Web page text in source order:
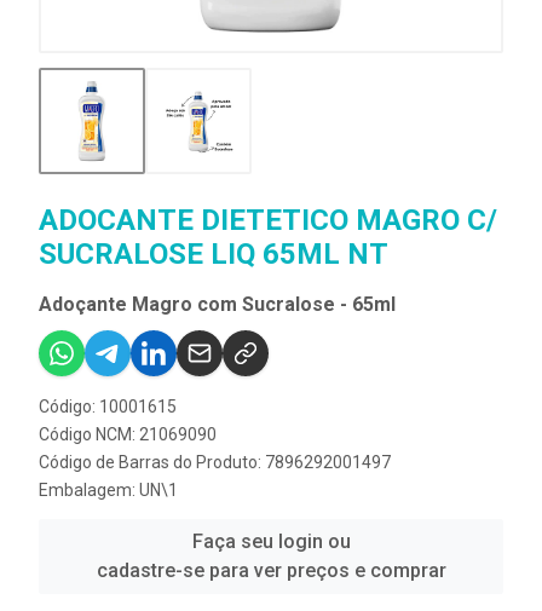
ADOCANTE DIETETICO MAGRO C/
SUCRALOSE LIQ 65ML NT
Adoçante Magro com Sucralose - 65ml
Código: 10001615
Código NCM: 21069090
Código de Barras do Produto: 7896292001497
Embalagem: UN\1
Faça seu login ou
cadastre-se para ver preços e comprar